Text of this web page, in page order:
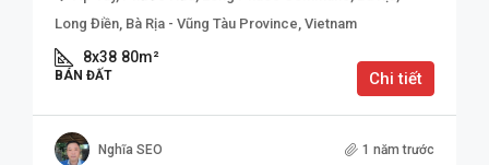
Long Điền, Bà Rịa - Vũng Tàu Province, Vietnam
8x38 80m²
BÁN ĐẤT Chi tiết
Nghĩa SEO 1 năm trước